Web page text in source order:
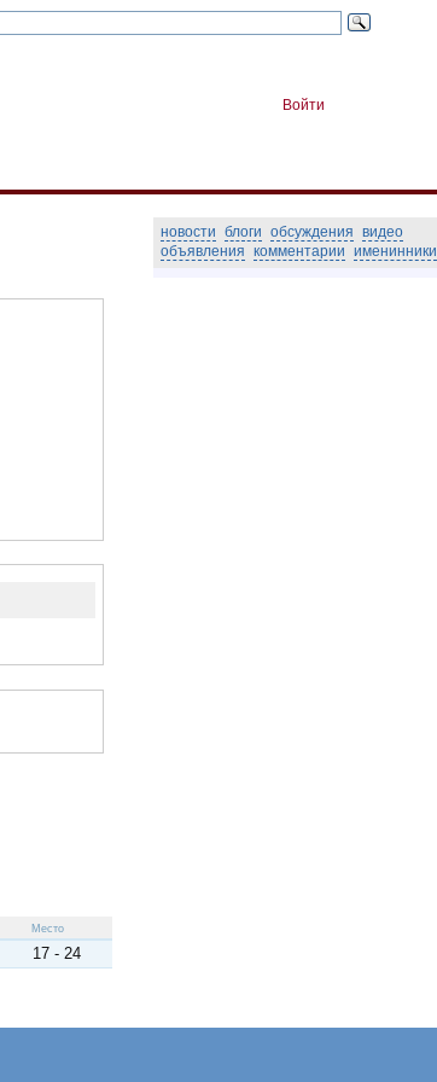
Войти
Место
17 - 24
новости блоги обсуждения видео
объявления комментарии именинники